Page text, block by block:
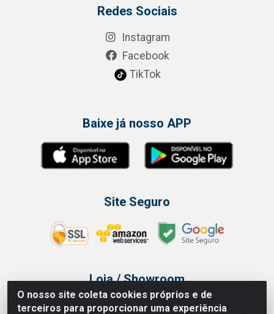
O nosso site coleta cookies próprios e de
terceiros para proporcionar uma experiência
Redes Sociais
Instagram
Facebook
TikTok
Baixe já nosso APP
Site Seguro
Loja / Showroom
Tel.: (11) 3314 6400